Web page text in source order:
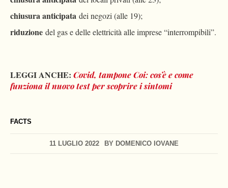
FACTS
11 LUGLIO 2022 BY DOMENICO IOVANE
chiusura anticipata dei negozi (alle 19);
riduzione del gas e delle elettricità alle imprese “interrompibili”.
LEGGI ANCHE: Covid, tampone Coi: cos’è e come
funziona il nuovo test per scoprire i sintomi